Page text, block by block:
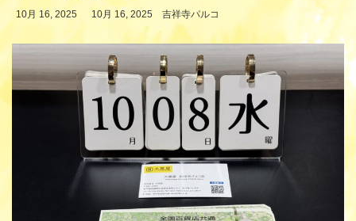
10月 16, 2025
最
日
時
10月 16, 2025 吉祥寺パルコ